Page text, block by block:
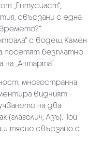
„Ентусиаст“,
свързани с една
с водещ Камен
посетят безплатно
„Антарта“.
многостранна
видният
на два
Азъ). Той
тясно свързано с